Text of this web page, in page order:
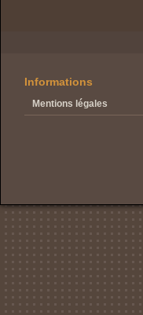
Informations
Mentions légales